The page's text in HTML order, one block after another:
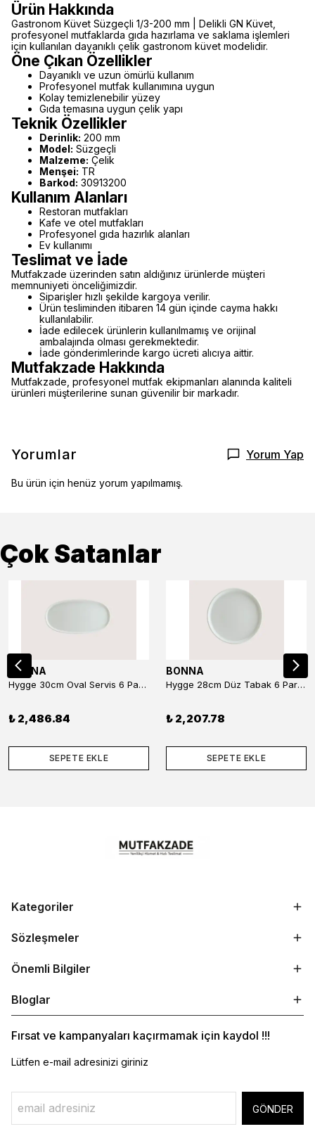
Ürün Hakkında
Gastronom Küvet Süzgeçli 1/3-200 mm | Delikli GN Küvet,
profesyonel mutfaklarda gıda hazırlama ve saklama işlemleri
için kullanılan dayanıklı çelik gastronom küvet modelidir.
Öne Çıkan Özellikler
Dayanıklı ve uzun ömürlü kullanım
Profesyonel mutfak kullanımına uygun
Kolay temizlenebilir yüzey
Gıda temasına uygun çelik yapı
Teknik Özellikler
Derinlik: 200 mm
Model: Süzgeçli
Malzeme: Çelik
Menşei: TR
Barkod: 30913200
Kullanım Alanları
Restoran mutfakları
Kafe ve otel mutfakları
Profesyonel gıda hazırlık alanları
Ev kullanımı
Teslimat ve İade
Mutfakzade üzerinden satın aldığınız ürünlerde müşteri
memnuniyeti önceliğimizdir.
Siparişler hızlı şekilde kargoya verilir.
Ürün tesliminden itibaren 14 gün içinde cayma hakkı
kullanılabilir.
İade edilecek ürünlerin kullanılmamış ve orijinal
ambalajında olması gerekmektedir.
İade gönderimlerinde kargo ücreti alıcıya aittir.
Mutfakzade Hakkında
Mutfakzade, profesyonel mutfak ekipmanları alanında kaliteli
ürünleri müşterilerine sunan güvenilir bir markadır.
Yorumlar Yorum Yap
Bu ürün için henüz yorum yapılmamış.
Çok Satanlar
BONNA
Hygge 30cm Oval Servis 6 Parça
₺ 2,486.84
SEPETE EKLE
BONNA
Hygge 28cm Düz Tabak 6 Parça
₺ 2,207.78
SEPETE EKLE
Kategoriler
Sözleşmeler
Önemli Bilgiler
Bloglar
Fırsat ve kampanyaları kaçırmamak için kaydol !!!
Lütfen e-mail adresinizi giriniz
GÖNDER